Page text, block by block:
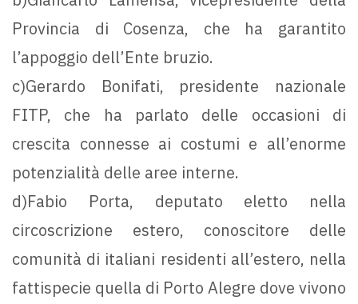
Provincia di Cosenza, che ha garantito
l’appoggio dell’Ente bruzio.
c)Gerardo Bonifati, presidente nazionale
FITP, che ha parlato delle occasioni di
crescita connesse ai costumi e all’enorme
potenzialità delle aree interne.
d)Fabio Porta, deputato eletto nella
circoscrizione estero, conoscitore delle
comunità di italiani residenti all’estero, nella
fattispecie quella di Porto Alegre dove vivono